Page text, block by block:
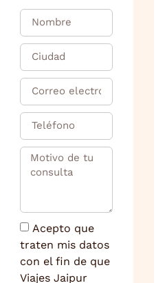
Acepto que
traten mis datos
con el fin de que
Viajes Jaipur